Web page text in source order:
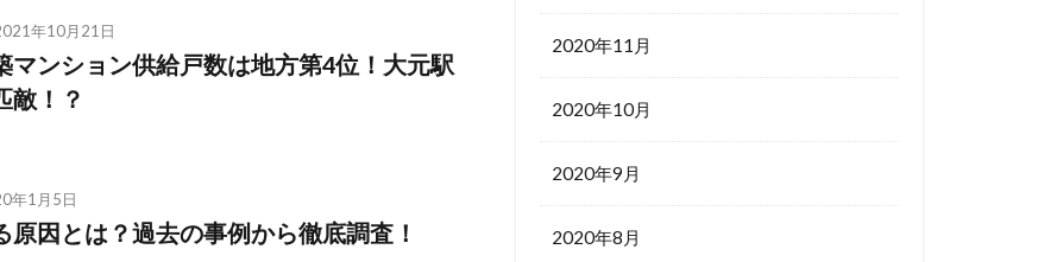
年10月21日
マンション供給戸数は地方第4位！大元駅
敵！？
年1月5日
原因とは？過去の事例から徹底調査！
2020年11月
2020年10月
2020年9月
2020年8月